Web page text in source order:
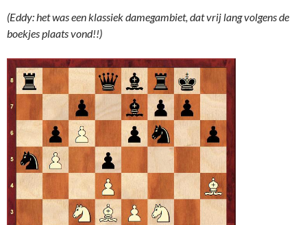
(Eddy: het was een klassiek damegambiet, dat vrij lang volgens de
boekjes plaats vond!!)